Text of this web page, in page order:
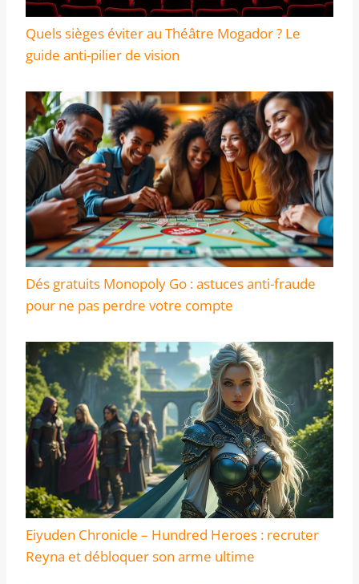
Quels sièges éviter au Théâtre Mogador ? Le
guide anti-pilier de vision
Dés gratuits Monopoly Go : astuces anti-fraude
pour ne pas perdre votre compte
Eiyuden Chronicle – Hundred Heroes : recruter
Reyna et débloquer son arme ultime